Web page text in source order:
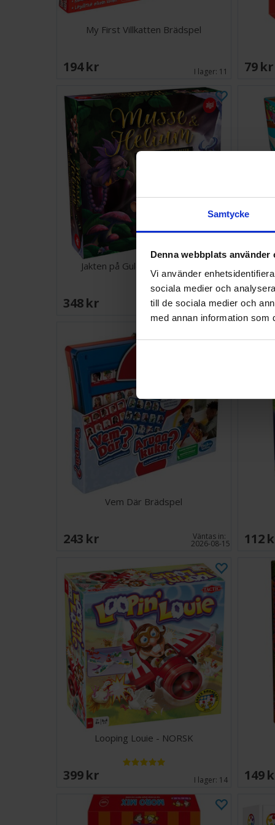
Samtycke
Denna webbplats använder
Vi använder
sociala medier och
till de sociala medier och
med annan information som
My First Villkatten Brädspel
194 SEK I lager: 11 79
Jakten på Guldosten Brädspel
348 SEK Väntas in:
2026-08-18 268
Vem Där Brädspel
243 SEK Väntas in:
2026-08-15 112
Looping Louie - NORSK
399 SEK I lager: 14 149